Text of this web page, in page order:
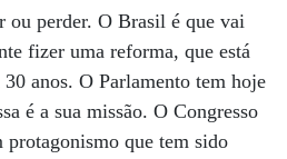
ou perder. O Brasil é que vai
fizer uma reforma, que está
anos. O Parlamento tem hoje
é a sua missão. O Congresso
protagonismo que tem sido